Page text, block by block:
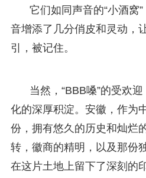
它们如同声音的“小酒窝
音增添了几分俏皮和灵动，
引，被记住。
当然，“BBB嗓”的受欢
化的深厚积淀。安徽，作为
份，拥有悠久的历史和灿烂
转，徽商的精明，以及那份
在这片土地上留下了深刻的